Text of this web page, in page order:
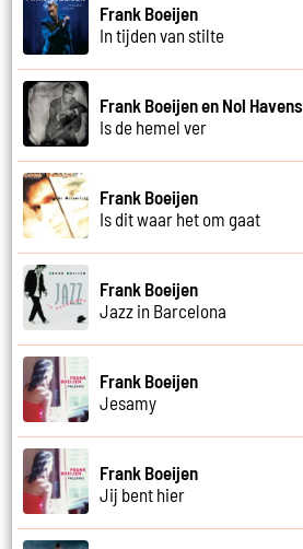
Frank Boeijen
In tijden van stilte
Frank Boeijen en Nol Havens
Is de hemel ver
Frank Boeijen
Is dit waar het om gaat
Frank Boeijen
Jazz in Barcelona
Frank Boeijen
Jesamy
Frank Boeijen
Jij bent hier